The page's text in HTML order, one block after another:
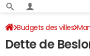
Budgets des villes
Dette de